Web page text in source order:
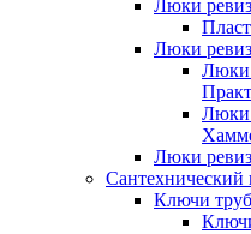
Люки
Люки
Люки
Люки
Люки
Сантехнический
Ключи